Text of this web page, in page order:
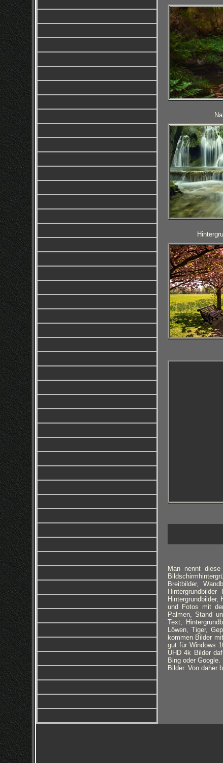
Man nennt diese
Breitbilder,
und Fotos mit
Palmen, Stand
Text,
Löwen, Tiger,
kommen Bilder
gut für Windows
UHD 4k Bilder
Bing oder
Bilder. Von daher